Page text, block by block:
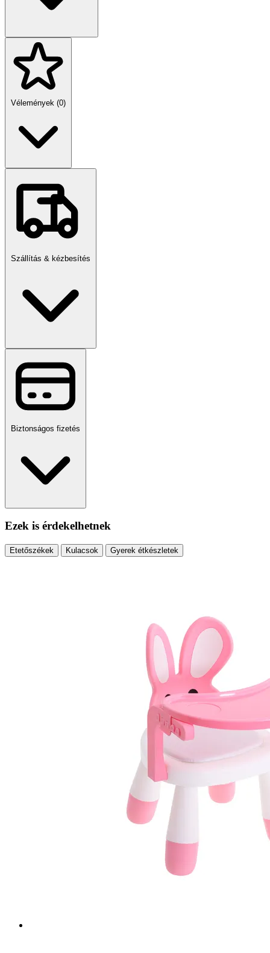
Vélemények (0)
Szállítás & kézbesítés
Biztonságos fizetés
Ezek is érdekelhetnek
Etetőszékek Kulacsok Gyerek étkészletek